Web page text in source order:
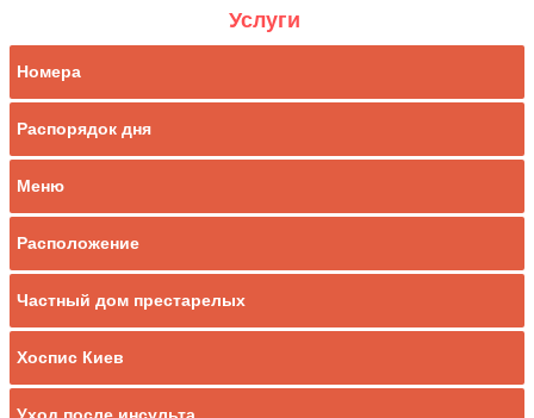
Услуги
Номера
Распорядок дня
Меню
Расположение
Частный дом престарелых
Хоспис Киев